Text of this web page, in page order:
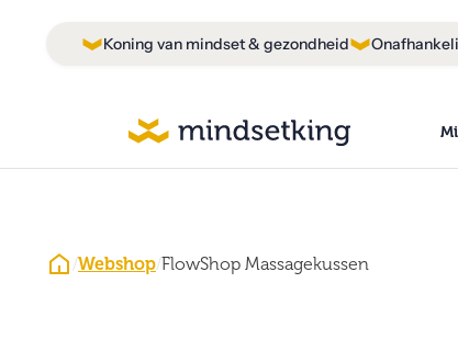
Koning van mindset & gezondheid
/Webshop/FlowShop Massagekussen